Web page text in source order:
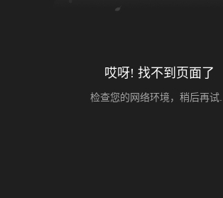
哎呀! 找不到页面了
检查您的网络环境，稍后再试...